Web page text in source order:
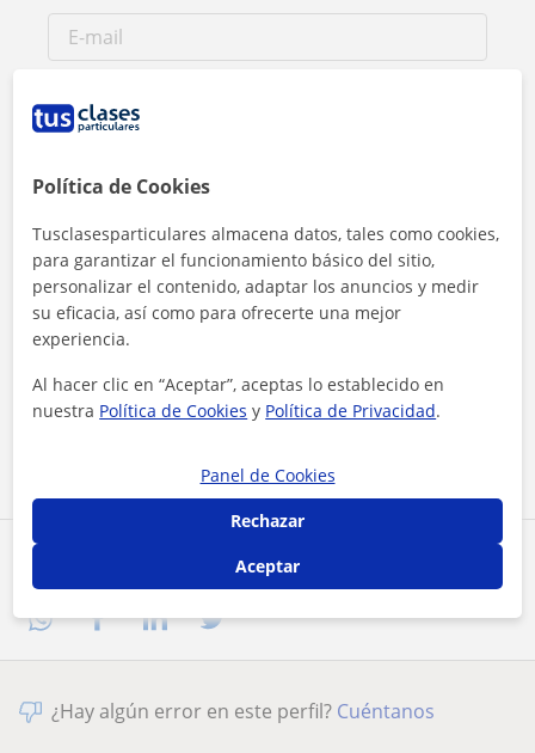
Comparte a este profesor
¿Hay algún error en este perfil? Cuéntanos
Política de Cookies
Tusclasesparticulares almacena datos, tales como cookies,
para garantizar el funcionamiento básico del sitio,
personalizar el contenido, adaptar los anuncios y medir
su eficacia, así como para ofrecerte una mejor
experiencia.
Al hacer clic en “Aceptar”, aceptas lo establecido en
nuestra Política de Cookies y Política de Privacidad.
Panel de Cookies
Rechazar
Aceptar